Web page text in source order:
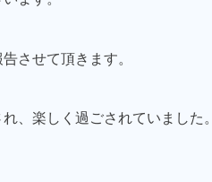
させて頂きます。
、楽しく過ごされていました。